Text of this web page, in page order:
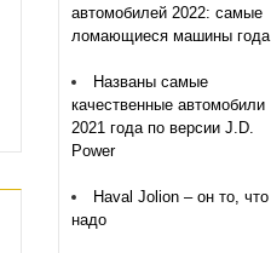
автомобилей 2022: самые
ломающиеся машины года
Названы самые
качественные автомобили
2021 года по версии J.D.
Power
Haval Jolion – он то, что
надо